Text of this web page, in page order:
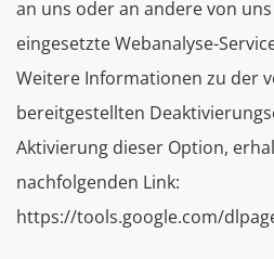
an uns oder an andere von
eingesetzte Webanalyse-
Weitere Informationen zu der
bereitgestellten
Aktivierung dieser Option,
nachfolgenden Link:
https://tools.google.com/